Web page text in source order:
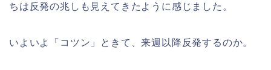
ちは反発の兆しも見えてきたように感じました。
いよいよ「コツン」ときて、来週以降反発するのか。